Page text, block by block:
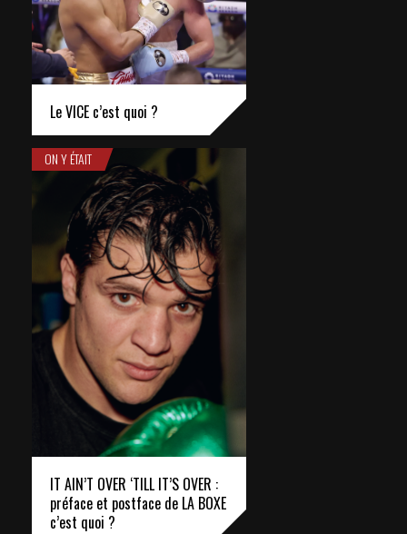
Le VICE c’est quoi ?
ON Y ÉTAIT
IT AIN’T OVER ‘TILL IT’S OVER :
préface et postface de LA BOXE
c’est quoi ?